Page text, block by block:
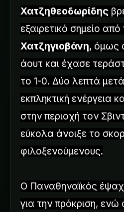
Χατζηθεοδωρίδης
εξαιρετικό σημείο
Χατζηγιοβάνη, όμως
άουτ και έχασε
το 1-0. Δύο λεπτά
εκπληκτική ενέργεια
στην περιοχή τον
εύκολα άνοιξε το
φιλοξενούμενους.
Ο Παναθηναϊκός
για την πρόκριση,